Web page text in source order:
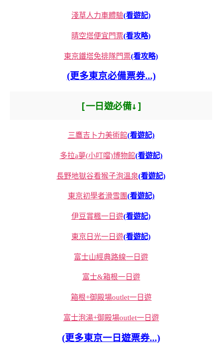
淺草人力車體驗(看遊記)
晴空塔便宜門票(看攻略)
東京鐵塔免排隊門票(看攻略)
(更多東京必備票券...)
[一日遊必備↓]
三鷹吉卜力美術館(看遊記)
多拉a夢(小叮噹)博物館(看遊記)
長野地獄谷看猴子泡溫泉(看遊記)
東京初學者滑雪團(看遊記)
伊豆賞楓一日遊(看遊記)
東京日光一日遊(看遊記)
富士山經典路線一日遊
富士&箱根一日遊
箱根+御殿場outlet一日遊
富士泡湯+御殿場outlet一日遊
(更多東京一日遊票券...)